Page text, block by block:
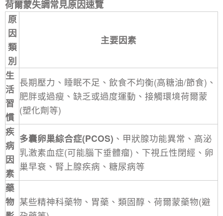
荷爾蒙失調常見原因速覽
原
因
類
別
主要因素
生
活
習
慣
長期壓力、睡眠不足、飲食不均衡(高糖油/節食)、
肥胖或過瘦、缺乏或過度運動、接觸環境荷爾蒙
(塑化劑等)
疾
病
因
素
多囊卵巢綜合症(PCOS) 、甲狀腺功能異常、高泌
乳激素血症(可能腦下垂體瘤)、下視丘性閉經、 卵
巢早衰 、腎上腺疾病、糖尿病等
藥
物 某些精神科藥物、胃藥、類固醇、荷爾蒙藥物(避